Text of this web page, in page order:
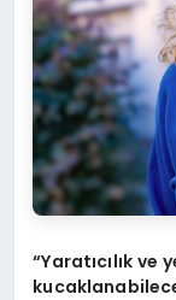
“Yaratıcılık